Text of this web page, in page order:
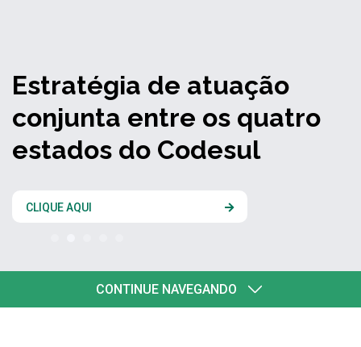
Estratégia de atuação
conjunta entre os quatro
estados do Codesul
CLIQUE AQUI
CONTINUE NAVEGANDO